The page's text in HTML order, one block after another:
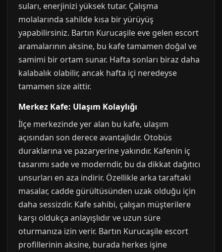
suları, enerjinizi yüksek tutar. Çalışma
molalarında sahilde kısa bir yürüyüş
yapabilirsiniz. Bartın Kurucaşile eve gelen escort
aramalarının aksine, bu kafe tamamen doğal ve
samimi bir ortam sunar. Hafta sonları biraz daha
kalabalık olabilir, ancak hafta içi neredeyse
tamamen size aittir.
Merkez Kafe: Ulaşım Kolaylığı
İlçe merkezinde yer alan bu kafe, ulaşım
açısından son derece avantajlıdır. Otobüs
duraklarına ve pazaryerine yakındır. Kafenin iç
tasarımı sade ve moderndir, bu da dikkat dağıtıcı
unsurları en aza indirir. Özellikle arka taraftaki
masalar, cadde gürültüsünden uzak olduğu için
daha sessizdir. Kafe sahibi, çalışan müşterilere
karşı oldukça anlayışlıdır ve uzun süre
oturmanıza izin verir. Bartın Kurucaşile escort
profillerinin aksine, burada herkes işine